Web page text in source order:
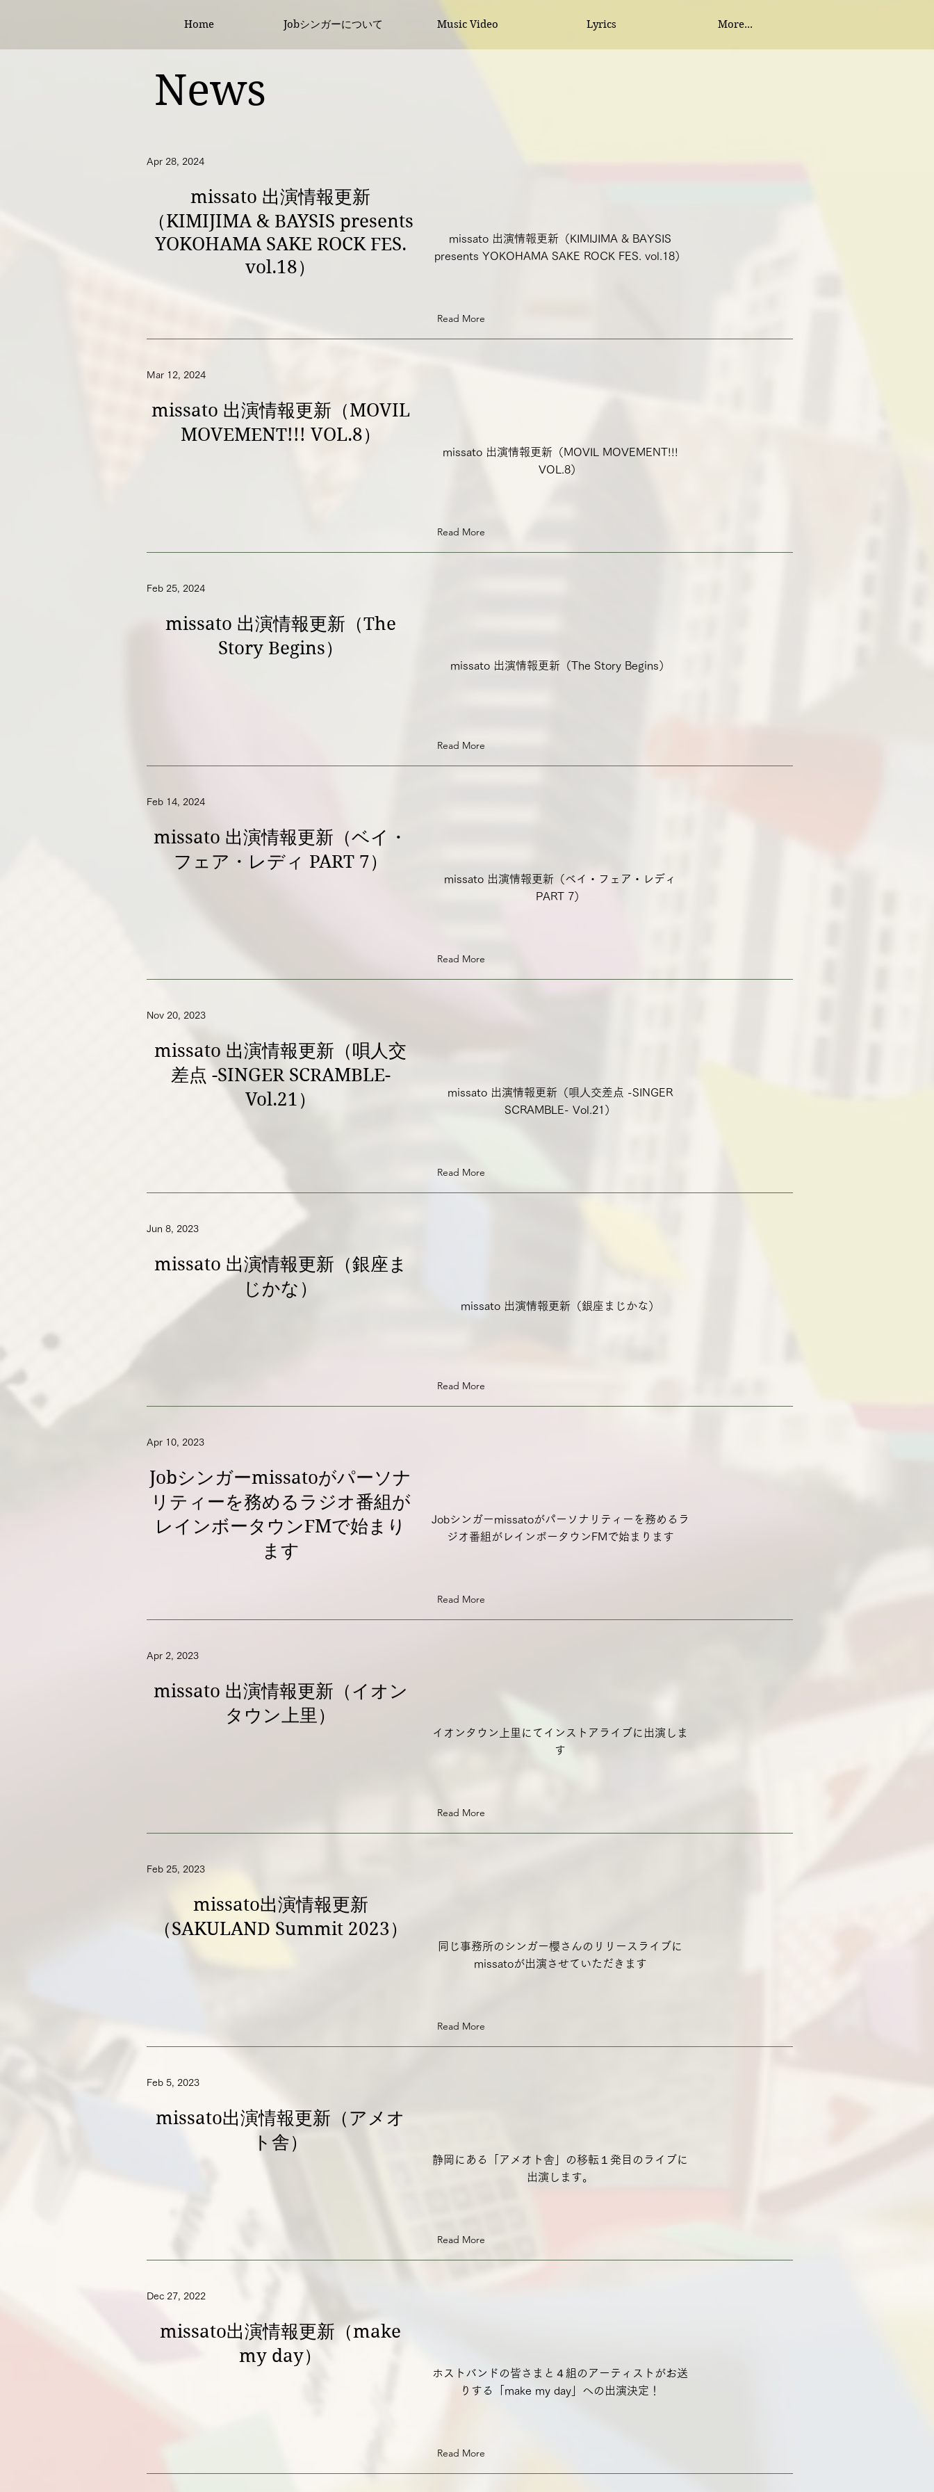
Home Jobシンガーについて Music Video Lyrics More...
News
Apr 28, 2024
missato 出演情報更新
（KIMIJIMA & BAYSIS presents
YOKOHAMA SAKE ROCK FES.
vol.18）
missato 出演情報更新（KIMIJIMA & BAYSIS
presents YOKOHAMA SAKE ROCK FES. vol.18）
Read More
Mar 12, 2024
missato 出演情報更新（MOVIL
MOVEMENT!!! VOL.8）
missato 出演情報更新（MOVIL MOVEMENT!!!
VOL.8）
Read More
Feb 25, 2024
missato 出演情報更新（The
Story Begins）
missato 出演情報更新（The Story Begins）
Read More
Feb 14, 2024
missato 出演情報更新（ベイ・
フェア・レディ PART 7）
missato 出演情報更新（ベイ・フェア・レディ
PART 7）
Read More
Nov 20, 2023
missato 出演情報更新（唄人交
差点 -SINGER SCRAMBLE-
Vol.21）
missato 出演情報更新（唄人交差点 -SINGER
SCRAMBLE- Vol.21）
Read More
Jun 8, 2023
missato 出演情報更新（銀座ま
じかな）
missato 出演情報更新（銀座まじかな）
Read More
Apr 10, 2023
Jobシンガーmissatoがパーソナ
リティーを務めるラジオ番組が
レインボータウンFMで始まり
ます
Jobシンガーmissatoがパーソナリティーを務めるラ
ジオ番組がレインボータウンFMで始まります
Read More
Apr 2, 2023
missato 出演情報更新（イオン
タウン上里）
イオンタウン上里にてインストアライブに出演しま
す
Read More
Feb 25, 2023
missato出演情報更新
（SAKULAND Summit 2023）
同じ事務所のシンガー櫻さんのリリースライブに
missatoが出演させていただきます
Read More
Feb 5, 2023
missato出演情報更新（アメオ
ト舎）
静岡にある「アメオト舎」の移転１発目のライブに
出演します。
Read More
Dec 27, 2022
missato出演情報更新（make
my day）
ホストバンドの皆さまと４組のアーティストがお送
りする「make my day」への出演決定！
Read More